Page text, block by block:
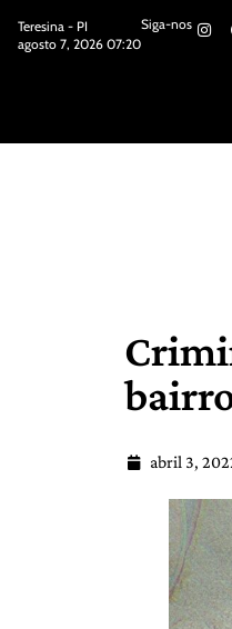
Teresina - PI
agosto 7, 2026 07:20
Siga-nos
abril 3,